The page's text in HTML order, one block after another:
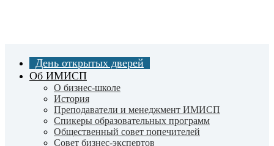
День открытых дверей
Об ИМИСП
О бизнес-школе
История
Преподаватели и менеджмент ИМИСП
Спикеры образовательных программ
Общественный совет попечителей
Совет бизнес-экспертов